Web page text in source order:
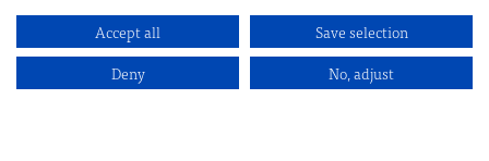
Accept all
Save selection
Deny
No, adjust